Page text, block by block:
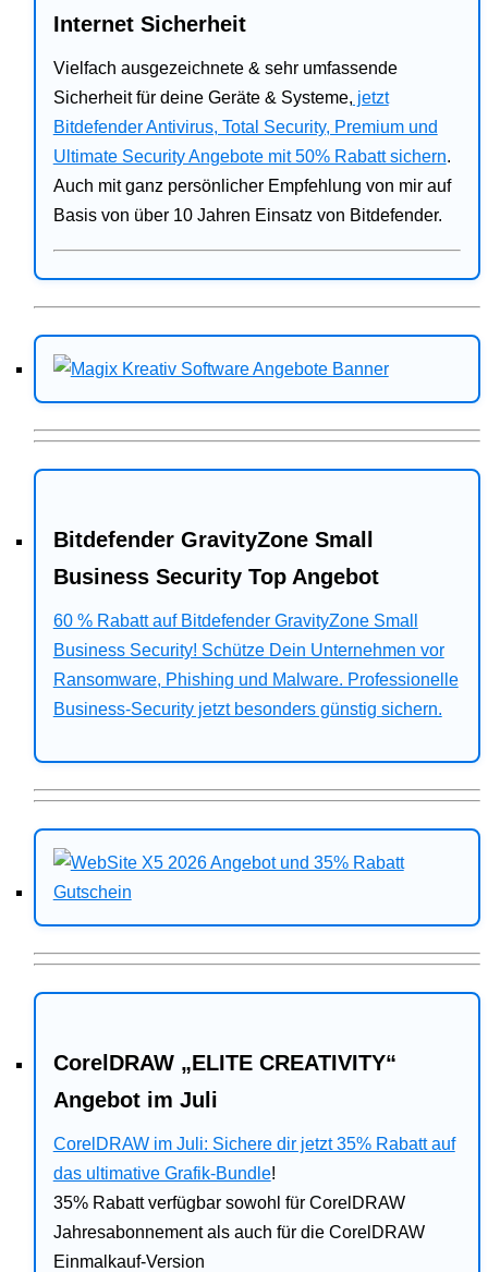
Internet Sicherheit
Vielfach ausgezeichnete & sehr umfassende
Sicherheit für deine Geräte & Systeme, jetzt
Bitdefender Antivirus, Total Security, Premium und
Ultimate Security Angebote mit 50% Rabatt sichern.
Auch mit ganz persönlicher Empfehlung von mir auf
Basis von über 10 Jahren Einsatz von Bitdefender.
Bitdefender GravityZone Small
Business Security Top Angebot
60 % Rabatt auf Bitdefender GravityZone Small
Business Security! Schütze Dein Unternehmen vor
Ransomware, Phishing und Malware. Professionelle
Business-Security jetzt besonders günstig sichern.
CorelDRAW „ELITE CREATIVITY“
Angebot im Juli
CorelDRAW im Juli: Sichere dir jetzt 35% Rabatt auf
das ultimative Grafik-Bundle!
35% Rabatt verfügbar sowohl für CorelDRAW
Jahresabonnement als auch für die CorelDRAW
Einmalkauf-Version